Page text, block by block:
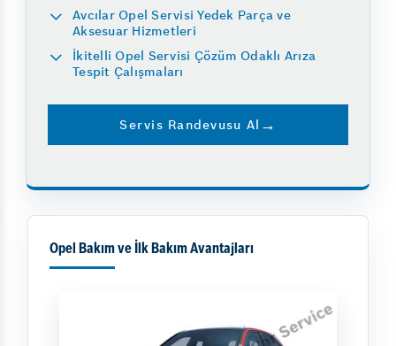
Avcılar Opel Servisi Yedek Parça ve
Aksesuar Hizmetleri
İkitelli Opel Servisi Çözüm Odaklı Arıza
Tespit Çalışmaları
Servis Randevusu Al
Opel Bakım ve İlk Bakım Avantajları